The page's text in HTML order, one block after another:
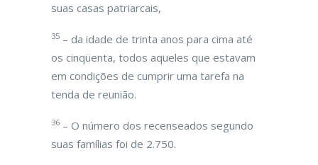
suas casas patriarcais,
35 – da idade de trinta anos para cima até
os cinqüenta, todos aqueles que estavam
em condições de cumprir uma tarefa na
tenda de reunião.
36 – O número dos recenseados segundo
suas famílias foi de 2.750.